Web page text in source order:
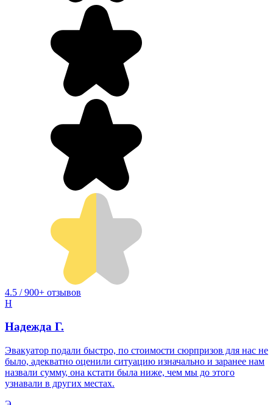
4.5 / 900+ отзывов
Н
Надежда Г.
Эвакуатор подали быстро, по стоимости сюрпризов для нас не
было, адекватно оценили ситуацию изначально и заранее нам
назвали сумму, она кстати была ниже, чем мы до этого
узнавали в других местах.